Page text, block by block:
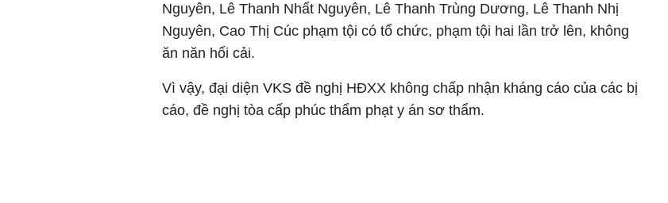
Nguyên, Lê Thanh Nhất Nguyên, Lê Thanh Trùng Dương, Lê Thanh Nhị
Nguyên, Cao Thị Cúc phạm tội có tổ chức, phạm tội hai lần trở lên, không
ăn năn hối cải.
Vì vậy, đại diện VKS đề nghị HĐXX không chấp nhận kháng cáo của các bị
cáo, đề nghị tòa cấp phúc thẩm phạt y án sơ thẩm.